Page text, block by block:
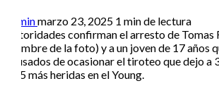
adminmarzo 23, 2025 1 min de lectura
Autoridades confirman el arresto de Tomas
(hombre de la foto) y a un joven de 17 años
acusados de ocasionar el tiroteo que dejo a
y 15 más heridas en el Young.